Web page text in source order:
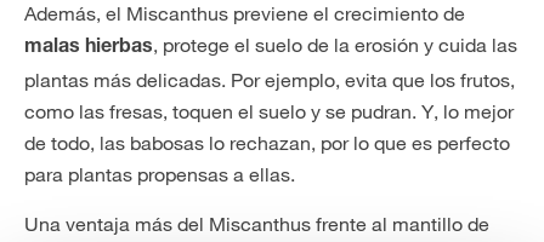
Además, el Miscanthus previene el crecimiento de
malas hierbas, protege el suelo de la erosión y cuida las
plantas más delicadas. Por ejemplo, evita que los frutos,
como las fresas, toquen el suelo y se pudran. Y, lo mejor
de todo, las babosas lo rechazan, por lo que es perfecto
para plantas propensas a ellas.
Una ventaja más del Miscanthus frente al mantillo de